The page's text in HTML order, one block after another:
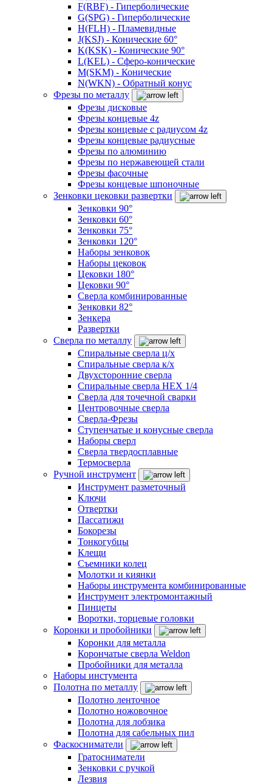
F(RBF) - Гиперболические
G(SPG) - Гиперболические
H(FLH) - Пламевидные
J(KSJ) - Конические 60°
K(KSK) - Конические 90°
L(KEL) - Сферо-конические
M(SKM) - Конические
N(WKN) - Обратный конус
Фрезы по металлу
Фрезы дисковые
Фрезы концевые 4z
Фрезы концевые с радиусом 4z
Фрезы концевые радиусные
Фрезы по алюминию
Фрезы по нержавеющей стали
Фрезы фасочные
Фрезы концевые шпоночные
Зенковки цековки развертки
Зенковки 90°
Зенковки 60°
Зенковки 75°
Зенковки 120°
Наборы зенковок
Наборы цековок
Цековки 180°
Цековки 90°
Сверла комбинированные
Зенковки 82°
Зенкера
Развертки
Сверла по металлу
Спиральные сверла ц/х
Спиральные сверла к/х
Двухсторонние сверла
Спиральные сверла HEX 1/4
Сверла для точечной сварки
Центровочные сверла
Сверла-Фрезы
Ступенчатые и конусные сверла
Наборы сверл
Сверла твердосплавные
Термосверла
Ручной инструмент
Инструмент разметочный
Ключи
Отвертки
Пассатижи
Бокорезы
Тонкогубцы
Клещи
Съемники колец
Молотки и киянки
Наборы инструмента комбинированные
Инструмент электромонтажный
Пинцеты
Воротки, торцевые головки
Коронки и пробойники
Коронки для металла
Корончатые сверла Weldon
Пробойники для металла
Наборы инстумента
Полотна по металлу
Полотно ленточное
Полотно ножовочное
Полотна для лобзика
Полотна для сабельных пил
Фаскосниматели
Гратосниматели
Зенковки с ручкой
Лезвия